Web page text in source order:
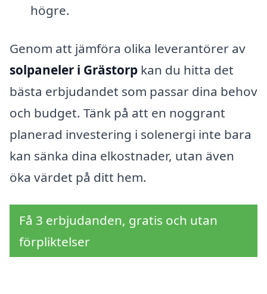
högre.
Genom att jämföra olika leverantörer av
solpaneler i Grästorp kan du hitta det
bästa erbjudandet som passar dina behov
och budget. Tänk på att en noggrant
planerad investering i solenergi inte bara
kan sänka dina elkostnader, utan även
öka värdet på ditt hem.
Få 3 erbjudanden, gratis och utan
förpliktelser